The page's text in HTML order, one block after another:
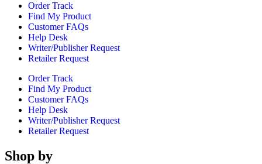
Order Track
Find My Product
Customer FAQs
Help Desk
Writer/Publisher Request
Retailer Request
Order Track
Find My Product
Customer FAQs
Help Desk
Writer/Publisher Request
Retailer Request
Shop by